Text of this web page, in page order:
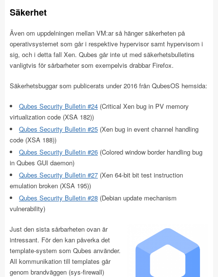
Säkerhet
Även om uppdelningen mellan VM:ar så hänger säkerheten på
operativsystemet som går i respektive hypervisor samt hypervisorn i
sig, och i detta fall Xen. Qubes går inte ut med säkerhetsbulletins
vanligtvis för sårbarheter som exempelvis drabbar Firefox.
Säkerhetsbuggar som publicerats under 2016 från QubesOS hemsida:
Qubes Security Bulletin #24 (Critical Xen bug in PV memory
virtualization code (XSA 182))
Qubes Security Bulletin #25 (Xen bug in event channel handling
code (XSA 188))
Qubes Security Bulletin #26 (Colored window border handling bug
in Qubes GUI daemon)
Qubes Security Bulletin #27 (Xen 64-bit bit test instruction
emulation broken (XSA 195))
Qubes Security Bulletin #28 (Debian update mechanism
vulnerability)
Just den sista sårbarheten ovan är
intressant. För den kan påverka det
template-system som Qubes använder.
All kommunikation till templates går
genom brandväggen (sys-firewall)